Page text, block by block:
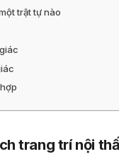
trật tự nào
trang trí nội